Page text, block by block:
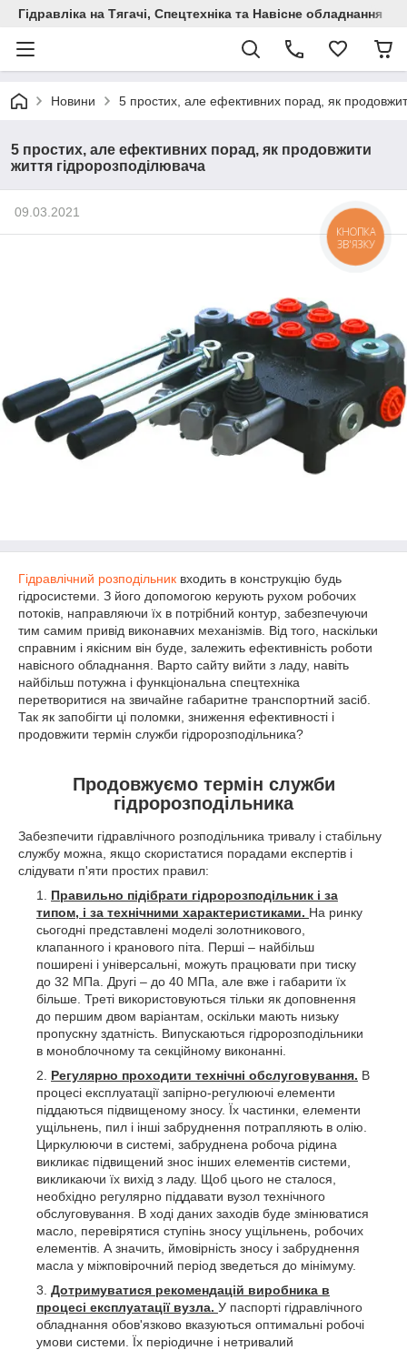
Гідравліка на Тягачі, Спецтехніка та Навісне обладнання
Новини 5 простих, але ефективних порад, як
5 простих, але ефективних порад, як продовжити
життя гідророзподілювача
09.03.2021
Гідравлічний розподільник входить в конструкцію будь
гідросистеми. З його допомогою керують рухом робочих
потоків, направляючи їх в потрібний контур, забезпечуючи
тим самим привід виконавчих механізмів. Від того, наскільки
справним і якісним він буде, залежить ефективність роботи
навісного обладнання. Варто сайту вийти з ладу, навіть
найбільш потужна і функціональна спецтехніка
перетворитися на звичайне габаритне транспортний засіб.
Так як запобігти ці поломки, зниження ефективності і
продовжити термін служби гідророзподільника?
Продовжуємо термін служби
гідророзподільника
Забезпечити гідравлічного розподільника тривалу і стабільну
службу можна, якщо скористатися порадами експертів і
слідувати п'яти простих правил:
Правильно підібрати гідророзподільник і за
типом, і за технічними характеристиками. На ринку
сьогодні представлені моделі золотникового,
клапанного і кранового піта. Перші – найбільш
поширені і універсальні, можуть працювати при тиску
до 32 МПа. Другі – до 40 МПа, але вже і габарити їх
більше. Треті використовуються тільки як доповнення
до першим двом варіантам, оскільки мають низьку
пропускну здатність. Випускаються гідророзподільники
в моноблочному та секційному виконанні.
Регулярно проходити технічні обслуговування. В
процесі експлуатації запірно-регулюючі елементи
піддаються підвищеному зносу. Їх частинки, елементи
ущільнень, пил і інші забруднення потрапляють в олію.
Циркулюючи в системі, забруднена робоча рідина
викликає підвищений знос інших елементів системи,
викликаючи їх вихід з ладу. Щоб цього не сталося,
необхідно регулярно піддавати вузол технічного
обслуговування. В ході даних заходів буде змінюватися
масло, перевірятися ступінь зносу ущільнень, робочих
елементів. А значить, ймовірність зносу і забруднення
масла у міжповірочний період зведеться до мінімуму.
Дотримуватися рекомендацій виробника в
процесі експлуатації вузла. У паспорті гідравлічного
обладнання обов'язково вказуються оптимальні робочі
умови системи. Їх періодичне і нетривалий
КНОПКА
ЗВ'ЯЗКУ